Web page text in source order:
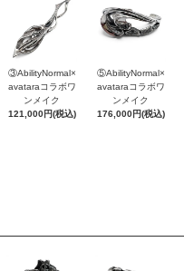
③AbilityNormal×
avataraコラボワ
ンメイク
121,000円(税込)
⑤AbilityNormal×
avataraコラボワ
ンメイク
176,000円(税込)